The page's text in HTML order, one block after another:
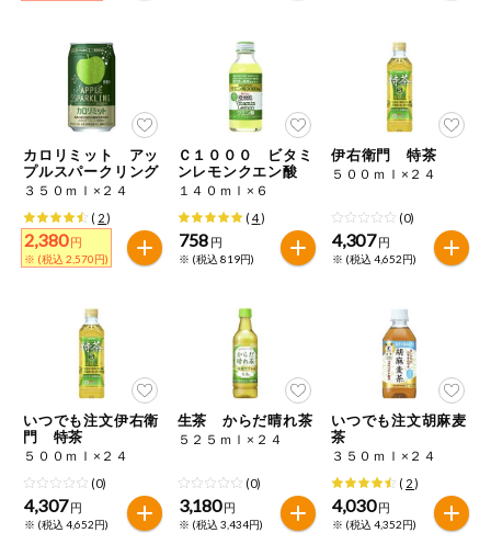
推しコープ
カロリミット アッ
プルスパークリング
３５０ｍｌ×２４
( 2)
2,380 円
※ (税込 2,570円)
Ｃ１０００ ビタミ
ンレモンクエン酸
１４０ｍｌ×６
( 4)
758 円
※ (税込 819円)
伊右衛門 特茶
５００ｍｌ×２４
(0)
4,307 円
※ (税込 4,652円)
いつでも注文伊右衛
門 特茶
５００ｍｌ×２４
(0)
4,307 円
※ (税込 4,652円)
生茶 からだ晴れ茶
５２５ｍｌ×２４
(0)
3,180 円
※ (税込 3,434円)
いつでも注文胡麻麦
茶
３５０ｍｌ×２４
( 2)
4,030 円
※ (税込 4,352円)